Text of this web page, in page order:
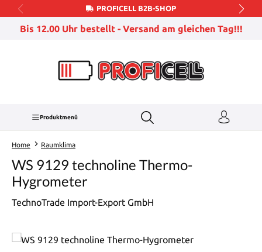
Zum Hauptinhalt springenPROFICELL B2B-SHOP
Bis 12.00 Uhr bestellt - Versand am gleichen Tag!!!
Produktmenü
Home Raumklima
WS 9129 technoline Thermo-
Hygrometer
TechnoTrade Import-Export GmbH